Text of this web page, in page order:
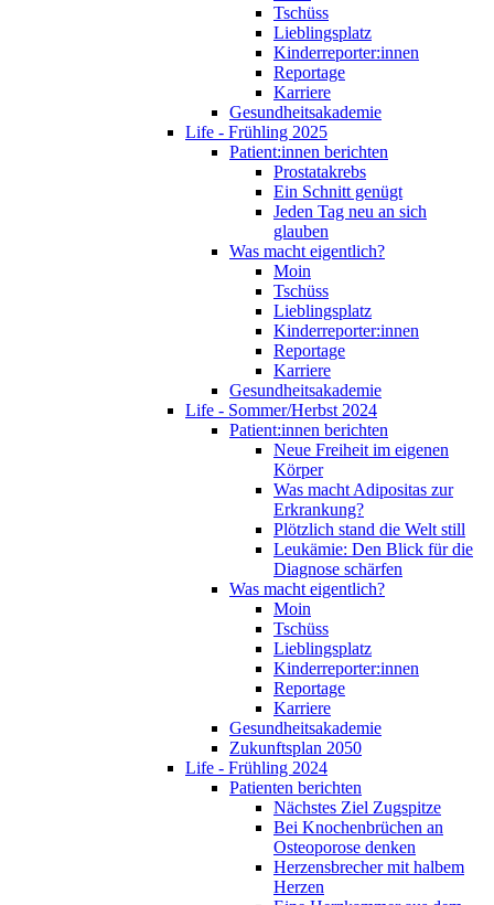
Tschüss
Lieblingsplatz
Kinderreporter:innen
Reportage
Karriere
Gesundheitsakademie
Life - Frühling 2025
Patient:innen berichten
Prostatakrebs
Ein Schnitt genügt
Jeden Tag neu an sich
glauben
Was macht eigentlich?
Moin
Tschüss
Lieblingsplatz
Kinderreporter:innen
Reportage
Karriere
Gesundheitsakademie
Life - Sommer/Herbst 2024
Patient:innen berichten
Neue Freiheit im eigenen
Körper
Was macht Adipositas zur
Erkrankung?
Plötzlich stand die Welt still
Leukämie: Den Blick für die
Diagnose schärfen
Was macht eigentlich?
Moin
Tschüss
Lieblingsplatz
Kinderreporter:innen
Reportage
Karriere
Gesundheitsakademie
Zukunftsplan 2050
Life - Frühling 2024
Patienten berichten
Nächstes Ziel Zugspitze
Bei Knochenbrüchen an
Osteoporose denken
Herzensbrecher mit halbem
Herzen